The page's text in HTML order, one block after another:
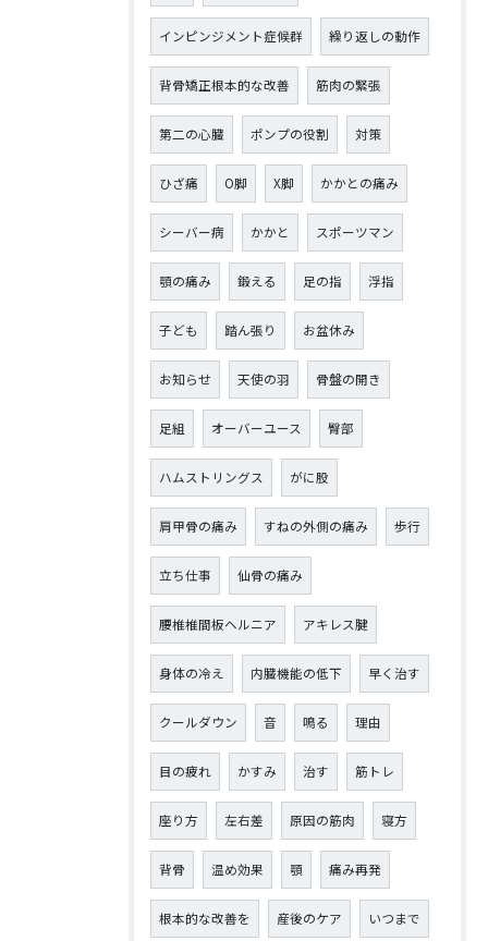
インピンジメント症候群 繰り返しの動作
背骨矯正根本的な改善 筋肉の緊張
第二の心臓 ポンプの役割 対策
ひざ痛 О脚 X脚 かかとの痛み
シーバー病 かかと スポーツマン
顎の痛み 鍛える 足の指 浮指
子ども 踏ん張り お盆休み
お知らせ 天使の羽 骨盤の開き
足組 オーバーユース 臀部
ハムストリングス がに股
肩甲骨の痛み すねの外側の痛み 歩行
立ち仕事 仙骨の痛み
腰椎椎間板ヘルニア アキレス腱
身体の冷え 内臓機能の低下 早く治す
クールダウン 音 鳴る 理由
目の疲れ かすみ 治す 筋トレ
座り方 左右差 原因の筋肉 寝方
背骨 温め効果 顎 痛み再発
根本的な改善を 産後のケア いつまで